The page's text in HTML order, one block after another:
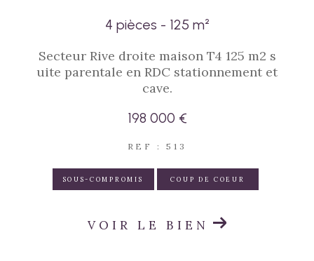
4 pièces - 125 m²
Secteur Rive droite maison T4 125 m2 s
uite parentale en RDC stationnement et
cave.
198 000 €
REF : 513
SOUS-COMPROMIS COUP DE COEUR
VOIR LE BIEN